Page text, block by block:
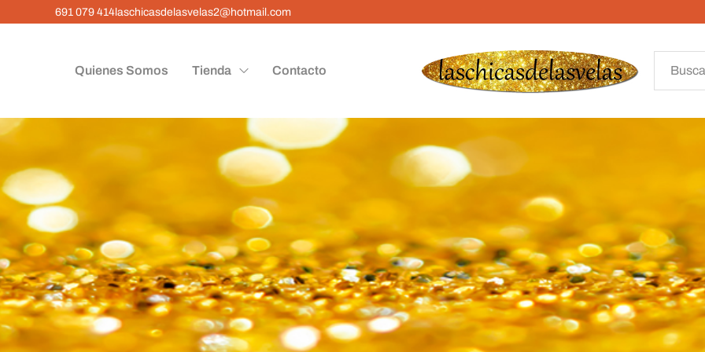
691 079 414laschicasdelasvelas2@hotmail.com
Quienes Somos Tienda Contacto